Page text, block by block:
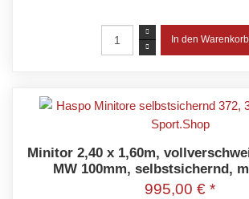
Minitor 2,40 x 1,60m,
MW 100mm, selbstsichernd,
995,00 € *